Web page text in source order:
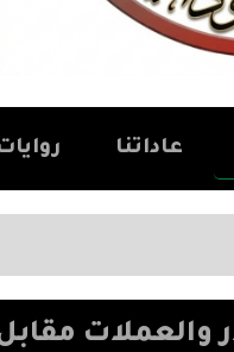
عاداتنا
والعملات